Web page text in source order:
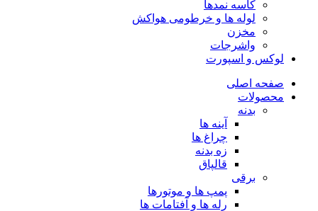
کاسه نمدها
لوله ها و خرطومی هواکش
مخزن
واشرجات
لوکس و اسپورت
صفحه اصلی
محصولات
بدنه
آینه ها
چراغ ها
زه بدنه
قالپاق
برقی
پمپ ها و موتورها
رله ها و آفتامات ها